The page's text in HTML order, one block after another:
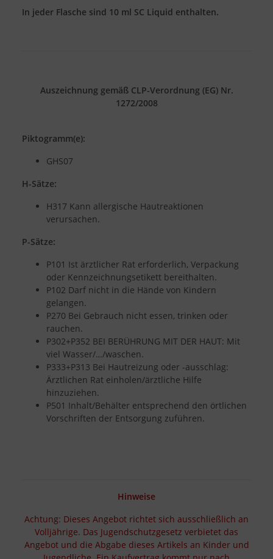
In jeder Flasche sind 10 ml SC Liquid enthalten.
Auszeichnung gemäß CLP-Verordnung (EG) Nr.
1272/2008
Piktogramm(e):
GHS07
H-Sätze:
H317 Kann allergische Hautreaktionen
verursachen.
P-Sätze:
P101 Ist ärztlicher Rat erforderlich, Verpackung
oder Kennzeichnungsetikett bereithalten.
P102 Darf nicht in die Hände von Kindern
gelangen.
P270 Bei Gebrauch nicht essen, trinken oder
rauchen.
P302+P352 BEI BERÜHRUNG MIT DER HAUT: Mit
viel Wasser/…/waschen.
P333+P313 Bei Hautreizung oder -ausschlag:
Ärztlichen Rat einholen/ärztliche Hilfe
hinzuziehen.
P501 Inhalt/Behälter entsprechend den örtlichen
Vorschriften der Entsorgung zuführen.
Hinweise
Achtung: Dieses Angebot richtet sich ausschließlich an
Volljährige. Das Jugendschutzgesetz verbietet das
Angebot und die Abgabe dieses Artikels an Kinder und